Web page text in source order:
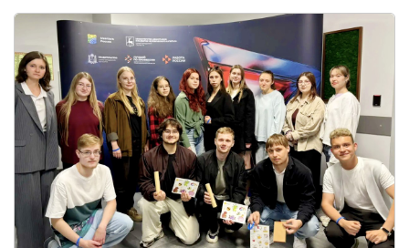
Об университете
Абитуриенту
Обучение
Наука